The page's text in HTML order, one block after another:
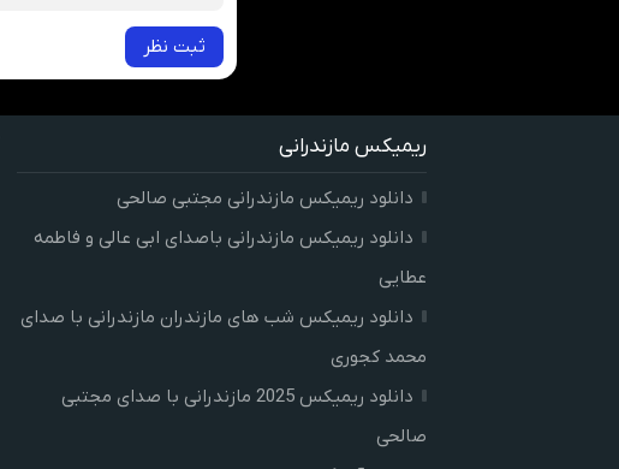
ثبت نظر
ریمیکس مازندرانی
دانلود ریمیکس مازندرانی مجتبی صالحی
دانلود ریمیکس مازندرانی باصدای ابی عالی و فاطمه
عطایی
دانلود ریمیکس شب های مازندران مازندرانی با صدای
محمد کجوری
دانلود ریمیکس 2025 مازندرانی با صدای مجتبی
صالحی